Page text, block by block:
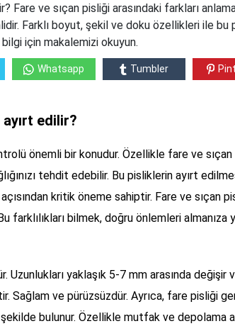
Fare ve sıçan pisliği arasındaki farkları
Farklı boyut, şekil ve doku özellikleri ile bu
için makalemizi okuyun.
Whatsapp Tumbler
ayırt edilir?
önemli bir konudur. Özellikle fare ve sıçan
tehdit edebilir. Bu pisliklerin ayırt
kritik öneme sahiptir. Fare ve sıçan
farklılıkları bilmek, doğru önlemleri almanıza
Uzunlukları yaklaşık 5-7 mm arasında değişir
Sağlam ve pürüzsüzdür. Ayrıca, fare pisliği
şekilde bulunur. Özellikle mutfak ve depolama